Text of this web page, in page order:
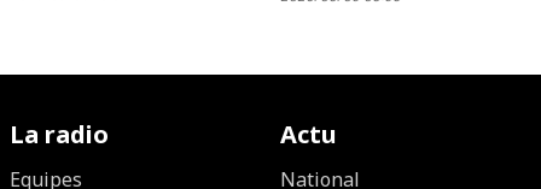
La radio
Equipes
Actu
National